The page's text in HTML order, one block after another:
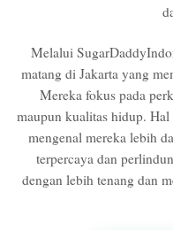
Melalui
matang di Jakarta yang
Mereka fokus pada
maupun kualitas hidup.
mengenal mereka lebih
terpercaya dan
dengan lebih tenang dan